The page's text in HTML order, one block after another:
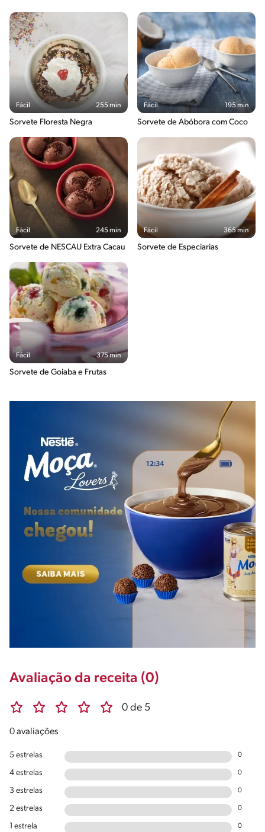
Fácil 255 min
Sorvete Floresta Negra
Fácil 195 min
Sorvete de Abóbora com Coco
Fácil 245 min
Sorvete de NESCAU Extra Cacau
Fácil 365 min
Sorvete de Especiarias
Fácil 375 min
Sorvete de Goiaba e Frutas
Avaliação da receita (0)
0 de 5
0 avaliações
5 estrelas 0
4 estrelas 0
3 estrelas 0
2 estrelas 0
1 estrela 0